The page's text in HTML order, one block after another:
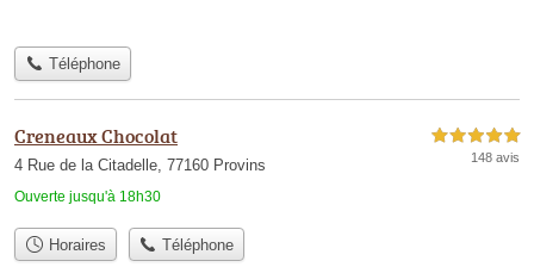
Téléphone
Creneaux Chocolat
4 Rue de la Citadelle, 77160 Provins
Ouverte jusqu'à 18h30
5,0 étoiles sur 5
148 avis
Horaires Téléphone